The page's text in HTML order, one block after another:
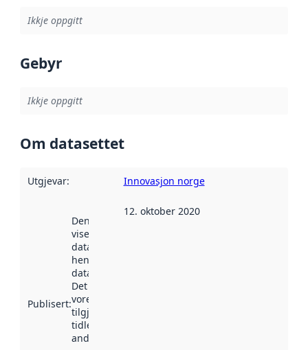
Ikkje oppgitt
Gebyr
Ikkje oppgitt
Om datasettet
Utgjevar: Innovasjon norge
Publisert:
Denne datoen
viser når
datasettet vart
henta inn av
data.norge.no.
Det kan ha
vore
tilgjengeleg
tidlegare
andre stader.
12. oktober 2020